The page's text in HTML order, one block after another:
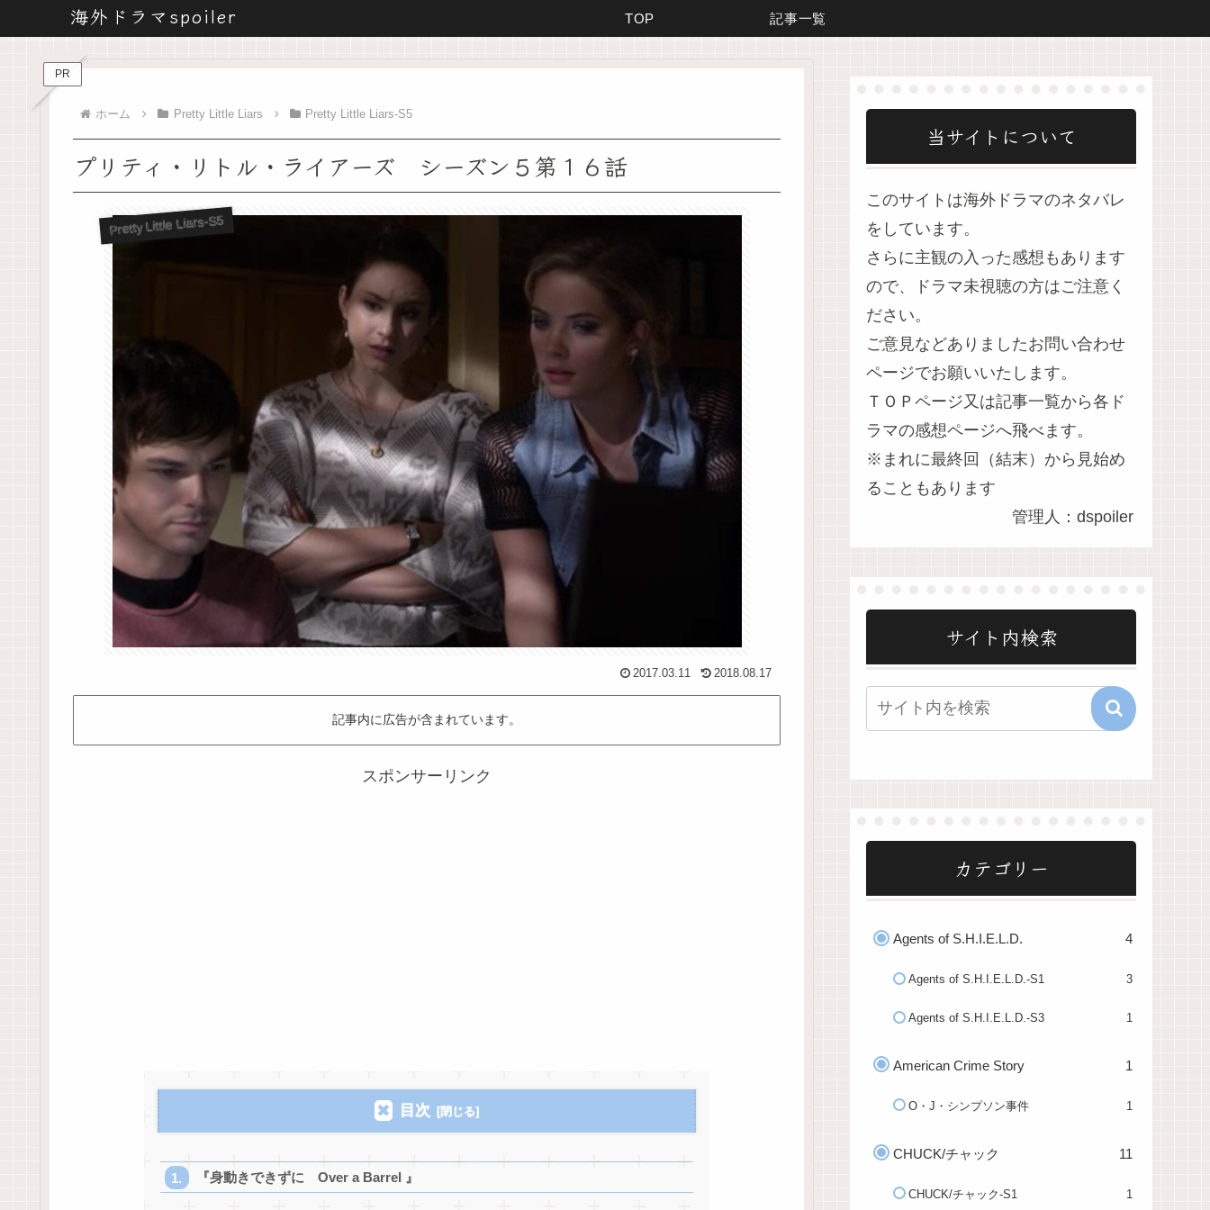
海外ドラマspoiler TOP 記事一覧
PR
ホーム Pretty Little Liars Pretty Little Liars-S5
プリティ・リトル・ライアーズ シーズン５第１６話
Pretty Little Liars-S5
2017.03.11 2018.08.17
記事内に広告が含まれています。
スポンサーリンク
目次
『身動きできずに Over a Barrel 』
当サイトについて
このサイトは海外ドラマのネタバレ
をしています。
さらに主観の入った感想もあります
ので、ドラマ未視聴の方はご注意く
ださい。
ご意見などありましたお問い合わせ
ページでお願いいたします。
ＴＯＰページ又は記事一覧から各ド
ラマの感想ページへ飛べます。
※まれに最終回（結末）から見始め
ることもあります
管理人：dspoiler
サイト内検索
カテゴリー
Agents of S.H.I.E.L.D. 4
Agents of S.H.I.E.L.D.-S1 3
Agents of S.H.I.E.L.D.-S3 1
American Crime Story 1
O・J・シンプソン事件 1
CHUCK/チャック 11
CHUCK/チャック-S1 1